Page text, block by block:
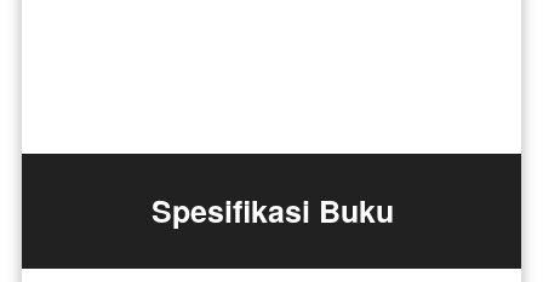
Spesifikasi Buku